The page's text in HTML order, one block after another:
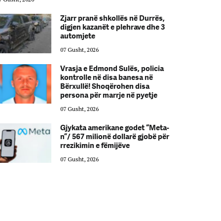
Zjarr pranë shkollës në Durrës,
digjen kazanët e plehrave dhe 3
automjete
07 Gusht, 2026
Vrasja e Edmond Sulës, policia
kontrolle në disa banesa në
Bërxullë! Shoqërohen disa
persona për marrje në pyetje
07 Gusht, 2026
Gjykata amerikane godet “Meta-
n”/ 567 milionë dollarë gjobë për
rrezikimin e fëmijëve
07 Gusht, 2026